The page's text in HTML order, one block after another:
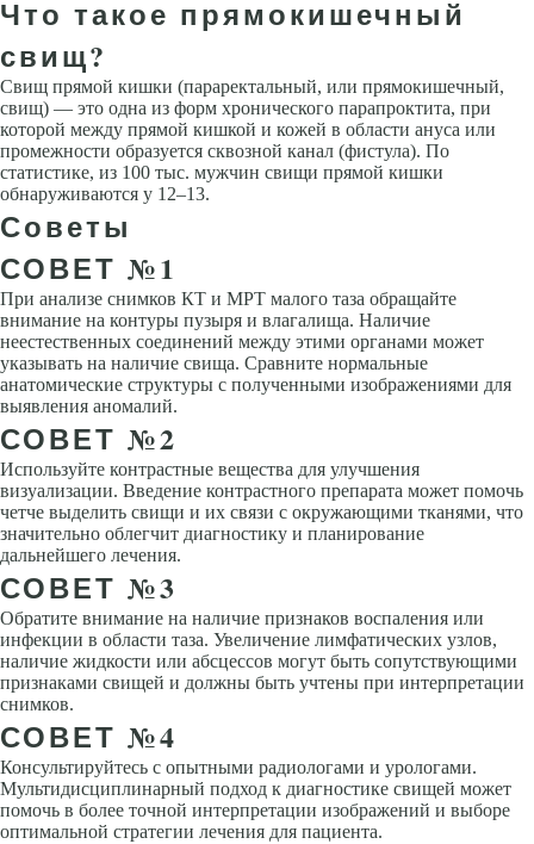
Что такое прямокишечный
свищ?
Свищ прямой кишки (параректальный, или прямокишечный,
свищ) — это одна из форм хронического парапроктита, при
которой между прямой кишкой и кожей в области ануса или
промежности образуется сквозной канал (фистула). По
статистике, из 100 тыс. мужчин свищи прямой кишки
обнаруживаются у 12–13.
Советы
СОВЕТ №1
При анализе снимков КТ и МРТ малого таза обращайте
внимание на контуры пузыря и влагалища. Наличие
неестественных соединений между этими органами может
указывать на наличие свища. Сравните нормальные
анатомические структуры с полученными изображениями для
выявления аномалий.
СОВЕТ №2
Используйте контрастные вещества для улучшения
визуализации. Введение контрастного препарата может помочь
четче выделить свищи и их связи с окружающими тканями, что
значительно облегчит диагностику и планирование
дальнейшего лечения.
СОВЕТ №3
Обратите внимание на наличие признаков воспаления или
инфекции в области таза. Увеличение лимфатических узлов,
наличие жидкости или абсцессов могут быть сопутствующими
признаками свищей и должны быть учтены при интерпретации
снимков.
СОВЕТ №4
Консультируйтесь с опытными радиологами и урологами.
Мультидисциплинарный подход к диагностике свищей может
помочь в более точной интерпретации изображений и выборе
оптимальной стратегии лечения для пациента.